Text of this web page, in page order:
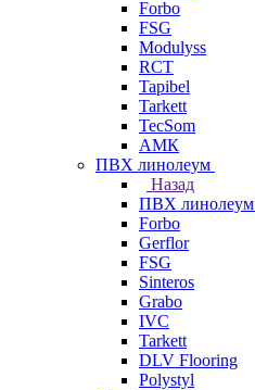
Forbo
FSG
Modulyss
RCT
Tapibel
Tarkett
TecSom
АМК
ПВХ линолеум
Назад
ПВХ линолеум
Forbo
Gerflor
FSG
Sinteros
Grabo
IVC
Tarkett
DLV Flooring
Polystyl